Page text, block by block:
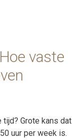
vaste
tijd? Grote kans dat
uur per week is.